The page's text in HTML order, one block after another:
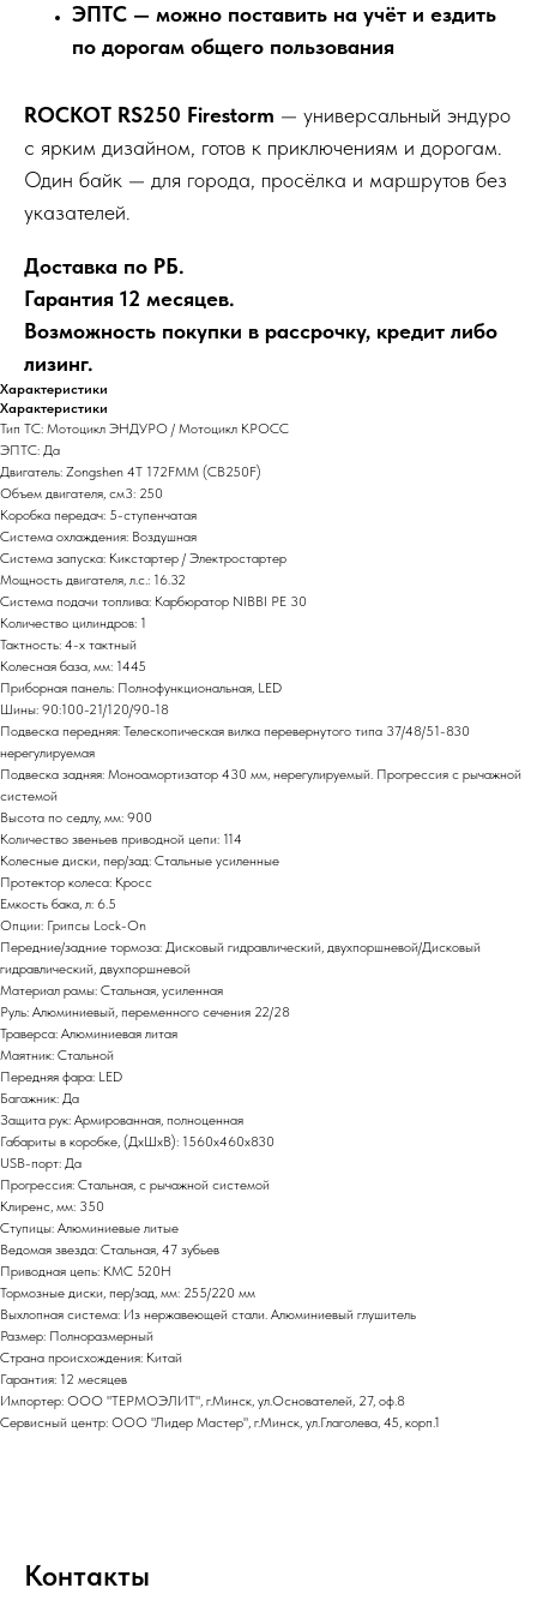
ЭПТС — можно поставить на учёт и ездить
по дорогам общего пользования
ROCKOT RS250 Firestorm — универсальный эндуро
с ярким дизайном, готов к приключениям и дорогам.
Один байк — для города, просёлка и маршрутов без
указателей.
Доставка по РБ.
Гарантия 12 месяцев.
Возможность покупки в рассрочку, кредит либо
лизинг.
Характеристики
Характеристики
Тип ТС: Мотоцикл ЭНДУРО / Мотоцикл КРОСС
ЭПТС: Да
Двигатель: Zongshen 4Т 172FMM (CB250F)
Объем двигателя, см3: 250
Коробка передач: 5-ступенчатая
Система охлаждения: Воздушная
Система запуска: Кикстартер / Электростартер
Мощность двигателя, л.с.: 16.32
Система подачи топлива: Карбюратор NIBBI PE 30
Количество цилиндров: 1
Тактность: 4-x тактный
Колесная база, мм: 1445
Приборная панель: Полнофункциональная, LЕD
Шины: 90:100-21/120/90-18
Подвеска передняя: Телескопическая вилка перевернутого типа 37/48/51-830
нерегулируемая
Подвеска задняя: Моноамортизатор 430 мм, нерегулируемый. Прогрессия с рычажной
системой
Высота по седлу, мм: 900
Количество звеньев приводной цепи: 114
Колесные диски, пер/зад: Стальные усиленные
Протектор колеса: Кросс
Емкость бака, л: 6.5
Опции: Грипсы Lock-On
Передние/задние тормоза: Дисковый гидравлический, двухпоршневой/Дисковый
гидравлический, двухпоршневой
Материал рамы: Стальная, усиленная
Руль: Алюминиевый, переменного сечения 22/28
Траверса: Алюминиевая литая
Маятник: Стальной
Передняя фара: LED
Багажник: Да
Защита рук: Армированная, полноценная
Габариты в коробке, (ДхШхВ): 1560х460х830
USB-порт: Да
Прогрессия: Стальная, с рычажной системой
Клиренс, мм: 350
Ступицы: Алюминиевые литые
Ведомая звезда: Стальная, 47 зубьев
Приводная цепь: КМС 520H
Тормозные диски, пер/зад, мм: 255/220 мм
Выхлопная система: Из нержавеющей стали. Алюминиевый глушитель
Размер: Полноразмерный
Страна происхождения: Китай
Гарантия: 12 месяцев
Импортер: ООО "ТЕРМОЭЛИТ", г.Минск, ул.Основателей, 27, оф.8
Сервисный центр: ООО "Лидер Мастер", г.Минск, ул.Глаголева, 45, корп.1
Контакты